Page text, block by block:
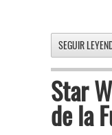
SEGUIR
Star
de la